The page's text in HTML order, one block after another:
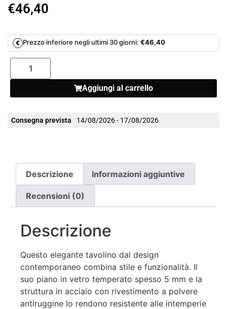
€46,40
€ Prezzo inferiore negli ultimi 30 giorni: €46,40
Aggiungi al carrello
Consegna prevista 14/08/2026 - 17/08/2026
Descrizione Informazioni aggiuntive
Recensioni (0)
Descrizione
Questo elegante tavolino dal design
contemporaneo combina stile e funzionalità. Il
suo piano in vetro temperato spesso 5 mm e la
struttura in acciaio con rivestimento a polvere
antiruggine lo rendono resistente alle intemperie